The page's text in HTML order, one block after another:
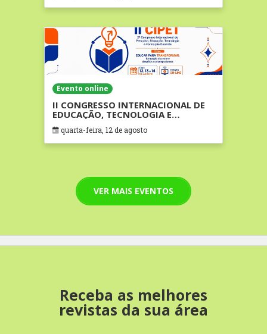
Evento online
II CONGRESSO INTERNACIONAL DE
EDUCAÇÃO, TECNOLOGIA E
FORMAÇÃO DOCENTE - CIPET
(ONLINE)
quarta-feira, 12 de agosto
VER MAIS EVENTOS
Receba as melhores
revistas da sua área